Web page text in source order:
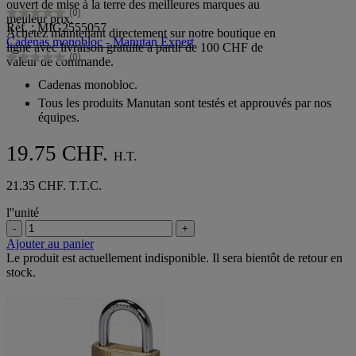
ouvert de mise à la terre des meilleures marques au
meilleur prix.
Achetez maintenant directement sur notre boutique en
ligne avec livraison gratuite à partir de 100 CHF de
valeur de commande.
(0)
0.0
sur
5
étoiles.
Réf. : MIG2555057
Cadenas monobloc - Manutan Expert
(0)
0.0
étoiles.
Cadenas monobloc.
Tous les produits Manutan sont testés et approuvés par nos
équipes.
19.75 CHF. H.T.
21.35 CHF. T.T.C.
l''unité
- +
Ajouter au panier
Le produit est actuellement indisponible. Il sera bientôt de retour en
stock.